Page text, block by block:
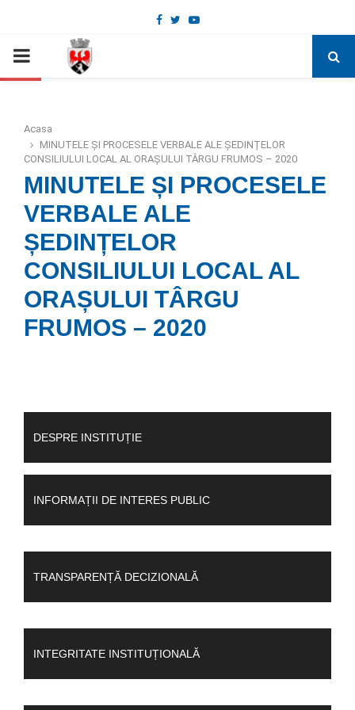
Deschide bara de unelte
Facebook
TwitterYoutube
PRIMARY
Acasa
MINUTELE ȘI PROCESELE VERBALE ALE ȘEDINȚELOR
CONSILIULUI LOCAL AL ORAȘULUI TÂRGU FRUMOS – 2020
MINUTELE ȘI PROCESELE
VERBALE ALE
ȘEDINȚELOR
CONSILIULUI LOCAL AL
ORAȘULUI TÂRGU
FRUMOS – 2020
DESPRE INSTITUȚIE
INFORMAȚII DE INTERES PUBLIC
TRANSPARENȚĂ DECIZIONALĂ
INTEGRITATE INSTITUȚIONALĂ